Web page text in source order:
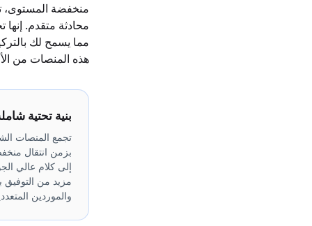
مما يسمح لك
هذه المنصات من
بنية تحتية
تجمع المنصات
إلى كلام عالي
مزيد من التوفيق
والموردين